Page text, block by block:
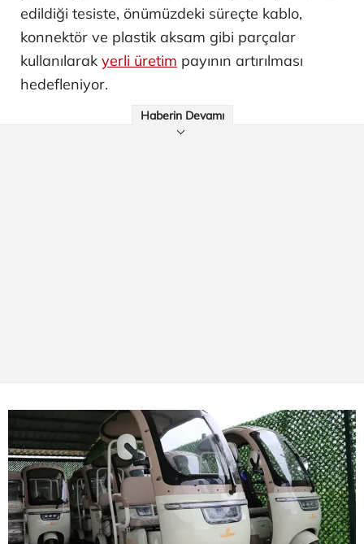
edildiği tesiste, önümüzdeki süreçte kablo,
konnektör ve plastik aksam gibi parçalar
kullanılarak yerli üretim payının artırılması
hedefleniyor.
Haberin Devamı